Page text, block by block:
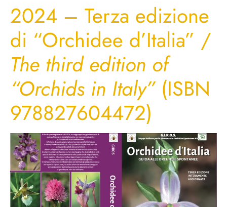
2024 – Terza edizione
di “Orchidee d’Italia” /
The third edition of
“Orchids in Italy” (ISBN
978827604472)